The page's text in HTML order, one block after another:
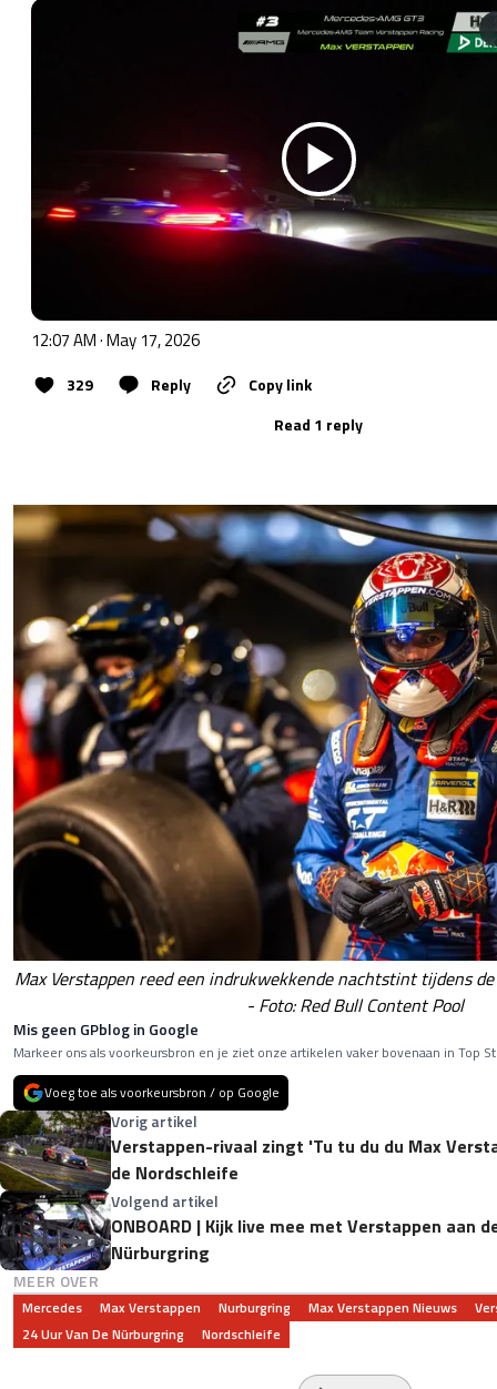
12:07 AM · May 17, 2026
329 Reply
Copy link
Read 1 reply
Max Verstappen reed een indrukwekkende nachtstint tijdens
- Foto: Red Bull Content Pool
Mis geen GPblog in Google
Markeer ons als voorkeursbron en je ziet onze artikelen vaker bovenaan in Top
Voeg toe als voorkeursbron / op Google
Vorig artikel
Verstappen-rivaal zingt 'Tu tu du du Max
de Nordschleife
Volgend artikel
ONBOARD | Kijk live mee met Verstappen aan
Nürburgring
MEER OVER
Mercedes Max Verstappen Nurburgring Max Verstappen Nieuws
24 Uur Van De Nürburgring
Nordschleife